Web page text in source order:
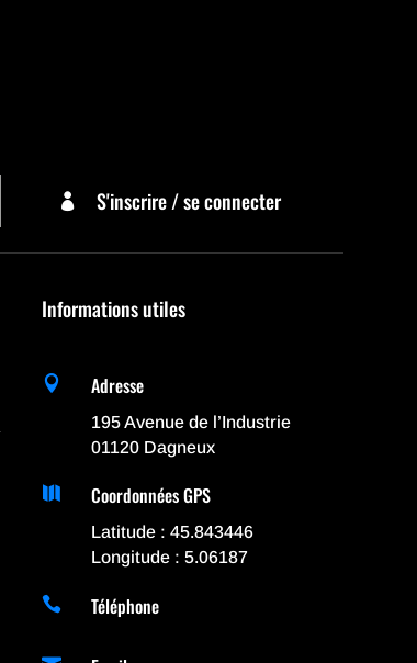
 S'inscrire / se connecter
Informations utiles
 Adresse
195 Avenue de l’Industrie
01120 Dagneux
 Coordonnées GPS
Latitude : 45.843446
Longitude : 5.06187
 Téléphone